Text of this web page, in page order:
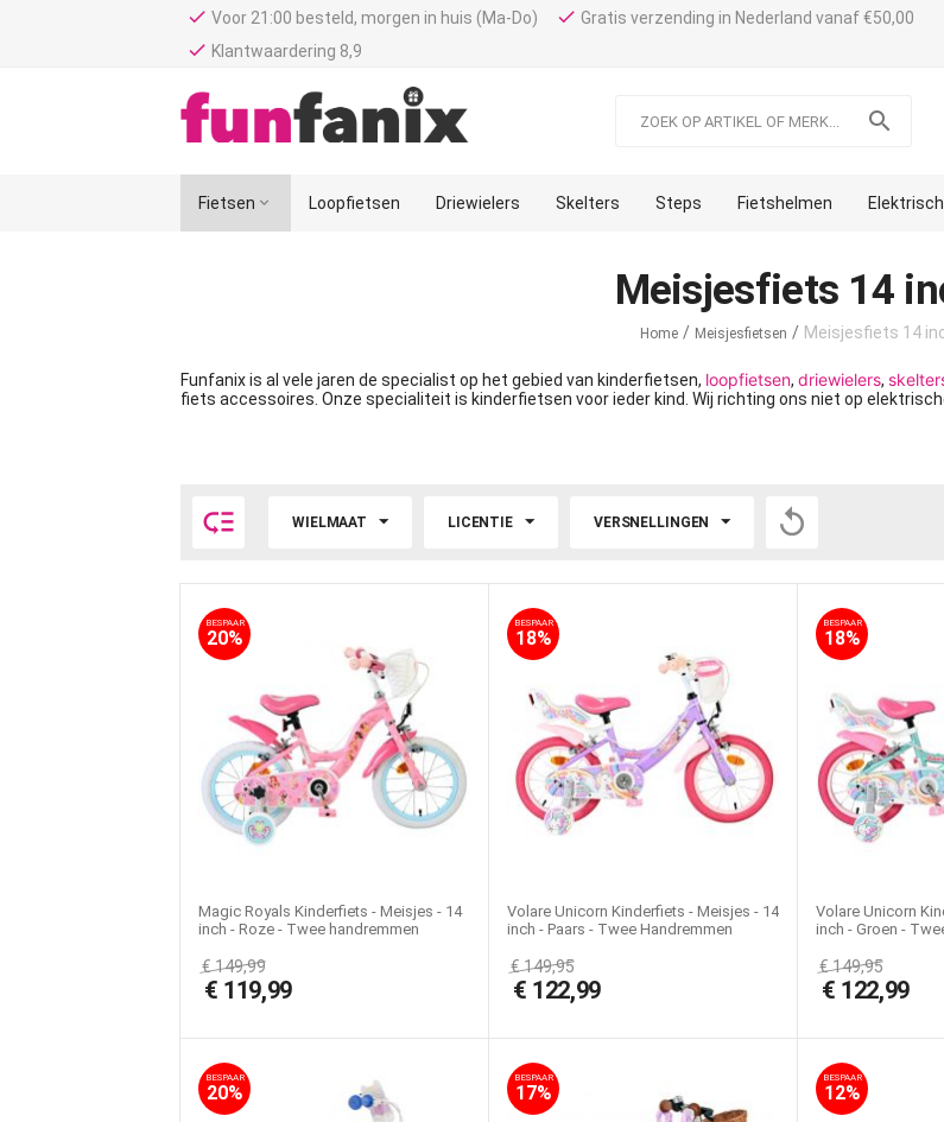
done Voor 21:00 besteld, morgen in huis (Ma-Do) done Gratis verzending in Nederland vanaf €50,00
done Klantwaardering 8,9

Fietsen  Loopfietsen Driewielers Skelters Steps Fietshelmen
Meisjesfiets 14
Home / Meisjesfietsen / Meisjesfiets 14
Funfanix is al vele jaren de specialist op het gebied van kinderfietsen, loopfietsen, driewielers,
fiets accessoires. Onze specialiteit is kinderfietsen voor ieder kind. Wij richting ons niet op
 WIELMAAT LICENTIE VERSNELLINGEN 
BESPAAR
20%
Magic Royals Kinderfiets - Meisjes - 14
inch - Roze - Twee handremmen
€149,99
€ 119,99
BESPAAR
18%
Volare Unicorn Kinderfiets - Meisjes - 14
inch - Paars - Twee Handremmen
€149,95
€ 122,99
BESPAAR
18%
Volare Unicorn
inch - Groen -
€149,95
€ 122,99
BESPAAR
20%
BESPAAR
17%
BESPAAR
12%